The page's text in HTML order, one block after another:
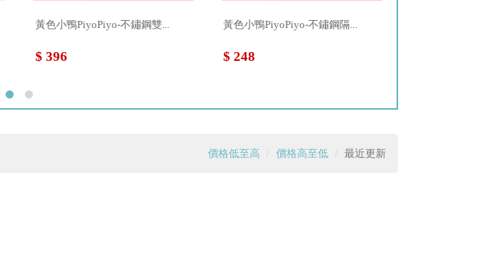
黃色小鴨PiyoPiyo-不鏽鋼雙...
$ 396
黃色小鴨PiyoPiyo-不鏽鋼隔...
$ 248
價格低至高 價格高至低 最近更新